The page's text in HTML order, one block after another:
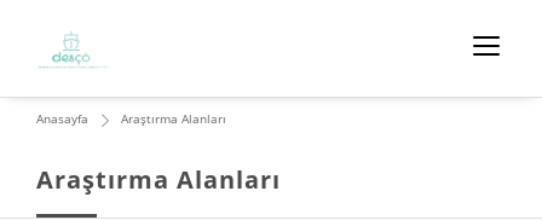
Araştırma Alanları
Anasayfa Araştırma Alanları